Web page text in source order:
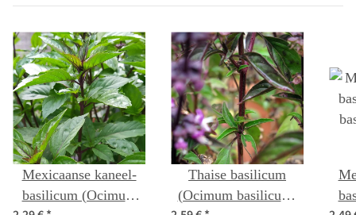
Mexicaanse kaneel-
basilicum (Ocimum
Thaise basilicum
(Ocimum basilicum)